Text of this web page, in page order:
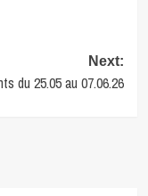
Next:
du 25.05 au 07.06.26